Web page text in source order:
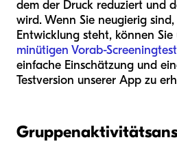
dem der Druck reduziert und
wird. Wenn Sie neugierig
Entwicklung steht, können Sie
minütigen Vorab-Screeningtest
einfache Einschätzung und
Testversion unserer App zu